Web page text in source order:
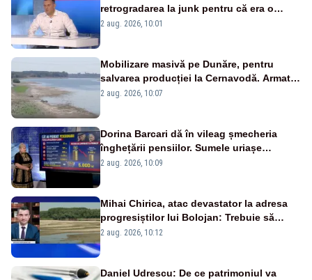
retrogradarea la junk pentru că era o
catastrofă pentru bănci și fondurile de
2 aug. 2026, 10:01
Mobilizare masivă pe Dunăre, pentru
salvarea producției la Cernavodă. Armata
va detona o stâncă și va devia apa
2 aug. 2026, 10:07
Dorina Barcari dă în vileag șmecheria
înghețării pensiilor. Sumele uriașe
pierdute de fiecare român
2 aug. 2026, 10:09
Mihai Chirica, atac devastator la adresa
progresiștilor lui Bolojan: Trebuie să
protejăm și natura, dar nu șținem omaneii
2 aug. 2026, 10:12
Daniel Udrescu: De ce patrimoniul va